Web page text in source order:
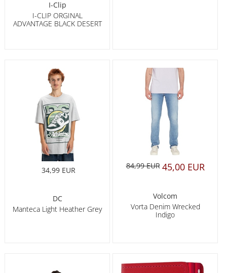
I-Clip
I-CLIP ORGINAL
ADVANTAGE BLACK DESERT
34,99 EUR
DC
Manteca Light Heather Grey
84,99 EUR 45,00 EUR
Volcom
Vorta Denim Wrecked
Indigo